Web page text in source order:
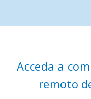
Acceda a
remoto